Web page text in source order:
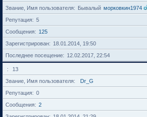
Звание, Имя пользователя
Бывалый морковкин1974
Репутация
5
Сообщения
125
Зарегистрирован
18.01.2014, 19:50
Последнее посещение
12.02.2017, 22:54
13
Звание, Имя пользователя
Dr_G
Репутация
0
Сообщения
2